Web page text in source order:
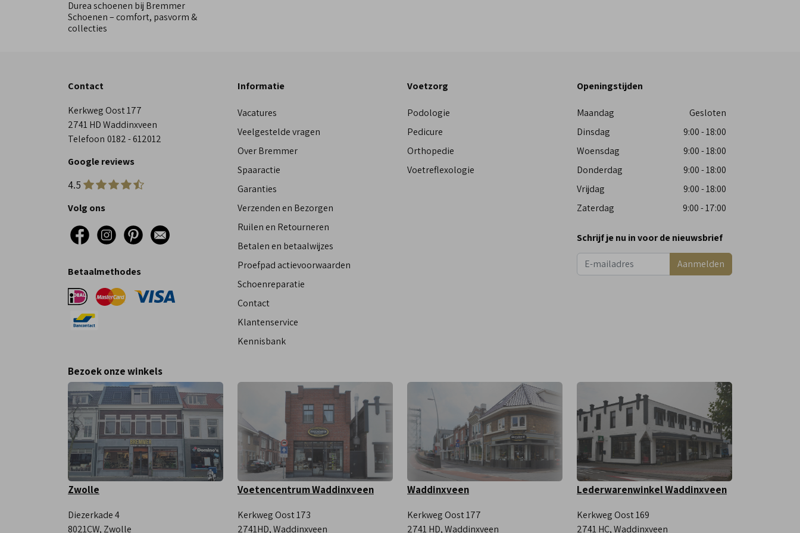
Durea schoenen bij Bremmer
Schoenen – comfort, pasvorm &
collecties
Contact
Kerkweg Oost 177
2741 HD Waddinxveen
Telefoon 0182 - 612012
Google reviews
4.5
Volg ons
Betaalmethodes
Informatie
Vacatures
Veelgestelde vragen
Over Bremmer
Spaaractie
Garanties
Verzenden en Bezorgen
Ruilen en Retourneren
Betalen en betaalwijzes
Proefpad actievoorwaarden
Schoenreparatie
Contact
Klantenservice
Kennisbank
Voetzorg
Podologie
Pedicure
Orthopedie
Voetreflexologie
Openingstijden
Maandag
Gesloten
Dinsdag
9:00 - 18:00
Woensdag
9:00 - 18:00
Donderdag
9:00 - 18:00
Vrijdag
9:00 - 18:00
Zaterdag
9:00 - 17:00
Schrijf je nu in voor de nieuwsbrief
Aanmelden
Bezoek onze winkels
Zwolle
Diezerkade 4
8021CW, Zwolle
Voetencentrum Waddinxveen
Kerkweg Oost 173
2741HD, Waddinxveen
Waddinxveen
Kerkweg Oost 177
2741 HD, Waddinxveen
Lederwarenwinkel Waddinxveen
Kerkweg Oost 169
2741 HC, Waddinxveen